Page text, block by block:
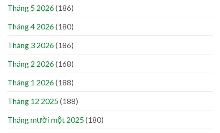
Tháng 5 2026(186)
Tháng 4 2026(180)
Tháng 3 2026(186)
Tháng 2 2026(168)
Tháng 1 2026(188)
Tháng 12 2025(188)
Tháng mười một 2025(180)